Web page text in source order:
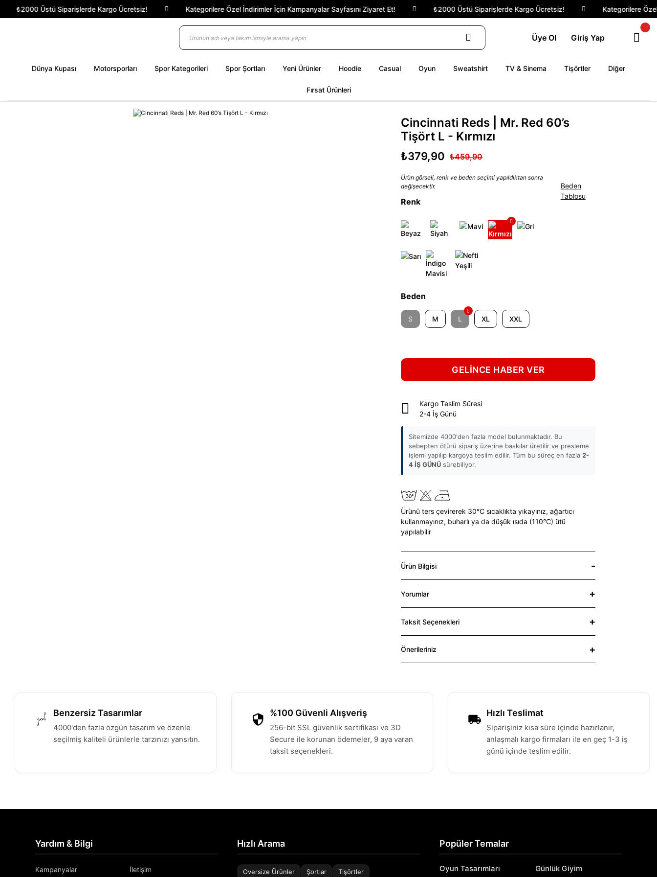
₺2000 Üstü Siparişlerde Kargo Ücretsiz! Kategorilere Özel İndirimler İçin Kampanyalar Sayfasını Ziyaret Et! ₺2000 Üstü Siparişlerde Kargo Ücretsiz! Kategorilere Özel
Üye Ol Giriş Yap
Dünya Kupası Motorsporları Spor Kategorileri Spor Şortları Yeni Ürünler Hoodie Casual Oyun Sweatshirt TV & Sinema Tişörtler Diğer
Fırsat Ürünleri
Cincinnati Reds | Mr. Red 60’s
Tişört L - Kırmızı
₺379,90 ₺459,90
Ürün görseli, renk ve beden seçimi yapıldıktan sonra
değişecektir.
Renk
Beden
S M L XL XXL
Beden
Tablosu
GELİNCE HABER VER
Kargo Teslim Süresi
2-4 İş Günü
Sitemizde 4000'den fazla model bulunmaktadır. Bu
sebepten ötürü sipariş üzerine baskılar üretilir ve presleme
işlemi yapılıp kargoya teslim edilir. Tüm bu süreç en fazla2-
4 İŞ GÜNÜ sürebiliyor.
Ürünü ters çevirerek 30°C sıcaklıkta yıkayınız, ağartıcı
kullanmayınız, buharlı ya da düşük ısıda (110°C) ütü
yapılabilir
Ürün Bilgisi
Yorumlar
Taksit Seçenekleri
Önerileriniz
Benzersiz Tasarımlar
4000'den fazla özgün tasarım ve özenle
seçilmiş kaliteli ürünlerle tarzınızı yansıtın.
%100 Güvenli Alışveriş
256-bit SSL güvenlik sertifikası ve 3D
Secure ile korunan ödemeler, 9 aya varan
taksit seçenekleri.
Hızlı Teslimat
Siparişiniz kısa süre içinde hazırlanır,
anlaşmalı kargo firmaları ile en geç 1-3 iş
günü içinde teslim edilir.
Yardım & Bilgi
Kampanyalar İletişim
Hızlı Arama
Oversize Ürünler Şortlar Tişörtler
Popüler Temalar
Oyun Tasarımları Günlük Giyim